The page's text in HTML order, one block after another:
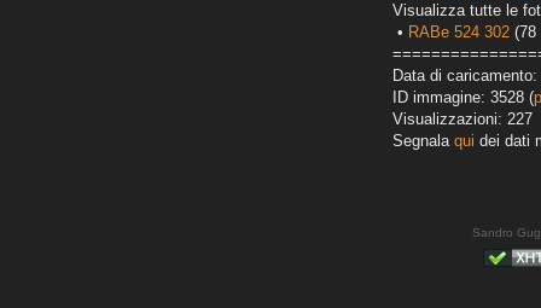
Visualizza tutte le
• RABe 524 302 (78
Data di
ID immagine: 3528 (
Visualizzazioni: 227
Segnala qui dei dati
Sandro